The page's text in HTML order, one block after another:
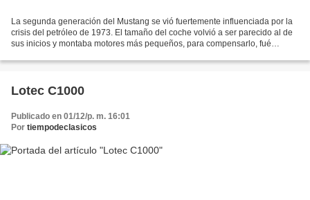
La segunda generación del Mustang se vió fuertemente influenciada por la
crisis del petróleo de 1973. El tamaño del coche volvió a ser parecido al de
sus inicios y montaba motores más pequeños, para compensarlo, fué
Lotec C1000
Publicado en 01/12/p. m. 16:01
Por tiempodeclasicos